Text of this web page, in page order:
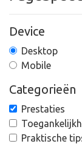
Device
Desktop
Mobile
Categorieën
Prestaties
Praktische